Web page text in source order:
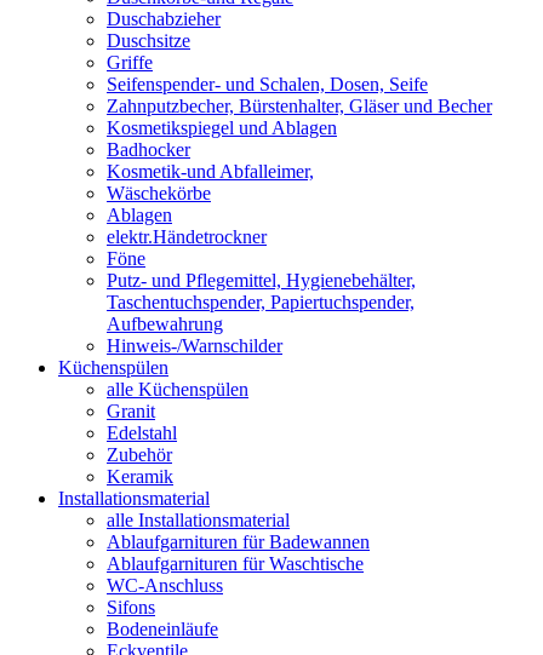
Duschabzieher
Duschsitze
Griffe
Seifenspender- und Schalen, Dosen, Seife
Zahnputzbecher, Bürstenhalter, Gläser und Becher
Kosmetikspiegel und Ablagen
Badhocker
Kosmetik-und Abfalleimer,
Wäschekörbe
Ablagen
elektr.Händetrockner
Föne
Putz- und Pflegemittel, Hygienebehälter,
Taschentuchspender, Papiertuchspender,
Aufbewahrung
Hinweis-/Warnschilder
Küchenspülen
alle Küchenspülen
Granit
Edelstahl
Zubehör
Keramik
Installationsmaterial
alle Installationsmaterial
Ablaufgarnituren für Badewannen
Ablaufgarnituren für Waschtische
WC-Anschluss
Sifons
Bodeneinläufe
Eckventile